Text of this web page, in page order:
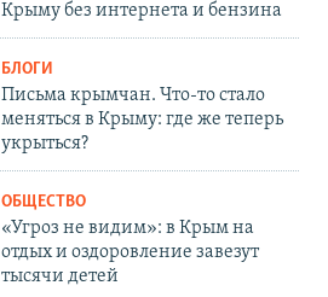
Крыму без интернета и бензина
БЛОГИ
Письма крымчан. Что-то стало
меняться в Крыму: где же теперь
укрыться?
ОБЩЕСТВО
«Угроз не видим»: в Крым на
отдых и оздоровление завезут
тысячи детей